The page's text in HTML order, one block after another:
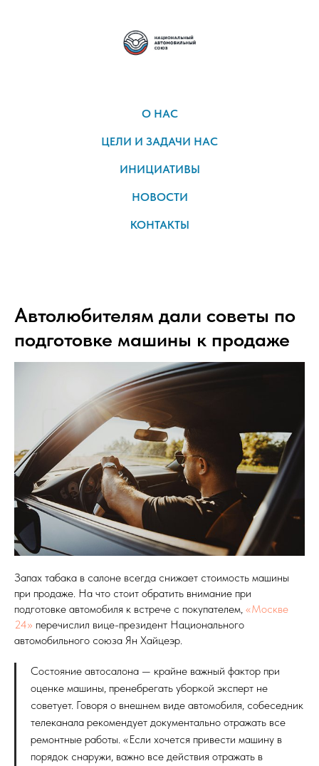
О НАС
ЦЕЛИ И ЗАДАЧИ НАС
ИНИЦИАТИВЫ
НОВОСТИ
КОНТАКТЫ
Автолюбителям дали советы по
подготовке машины к продаже
Запах табака в салоне всегда снижает стоимость машины
при продаже. На что стоит обратить внимание при
подготовке автомобиля к встрече с покупателем, «Москве
24» перечислил вице-президент Национального
автомобильного союза Ян Хайцеэр.
Состояние автосалона — крайне важный фактор при
оценке машины, пренебрегать уборкой эксперт не
советует. Говоря о внешнем виде автомобиля, собеседник
телеканала рекомендует документально отражать все
ремонтные работы. «Если хочется привести машину в
порядок снаружи, важно все действия отражать в